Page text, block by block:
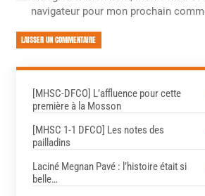
navigateur pour mon prochain
LAISSER UN COMMENTAIRE
[MHSC-DFCO] L’affluence pour cette
première à la Mosson
[MHSC 1-1 DFCO] Les notes des
pailladins
Laciné Megnan Pavé : l’histoire était si
belle…